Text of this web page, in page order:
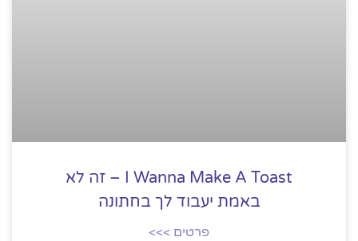
I Wanna Make A Toast – זה לא
באמת יעבוד לך בחתונה
פרטים >>>